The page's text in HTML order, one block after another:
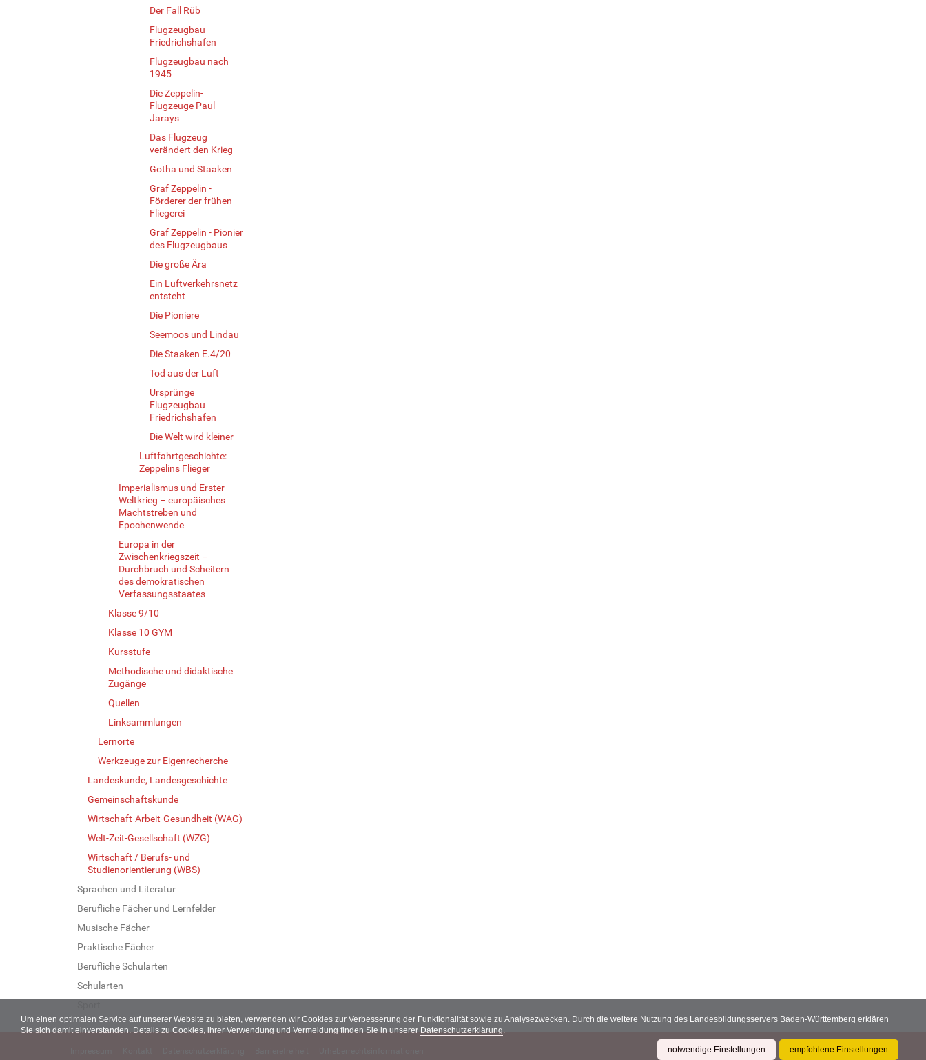
Um einen optimalen Service auf unserer Website zu bieten, verwenden wir Cookies zur Verbesserung der Funktionalität sowie zu Analysezwecken. Durch die weitere Nutzung des Landesbildungsservers Baden-Württemberg erklären
Sie sich damit einverstanden. Details zu Cookies, ihrer Verwendung und Vermeidung finden Sie in unserer Datenschutzerklärung.
notwendige Einstellungen
empfohlene Einstellungen
Der Fall Rüb
Flugzeugbau
Friedrichshafen
Flugzeugbau nach
1945
Die Zeppelin-
Flugzeuge Paul
Jarays
Das Flugzeug
verändert den Krieg
Gotha und Staaken
Graf Zeppelin -
Förderer der frühen
Fliegerei
Graf Zeppelin - Pionier
des Flugzeugbaus
Die große Ära
Ein Luftverkehrsnetz
entsteht
Die Pioniere
Seemoos und Lindau
Die Staaken E.4/20
Tod aus der Luft
Ursprünge
Flugzeugbau
Friedrichshafen
Die Welt wird kleiner
Luftfahrtgeschichte:
Zeppelins Flieger
Imperialismus und Erster
Weltkrieg – europäisches
Machtstreben und
Epochenwende
Europa in der
Zwischenkriegszeit –
Durchbruch und Scheitern
des demokratischen
Verfassungsstaates
Klasse 9/10
Klasse 10 GYM
Kursstufe
Methodische und didaktische
Zugänge
Quellen
Linksammlungen
Lernorte
Werkzeuge zur Eigenrecherche
Landeskunde, Landesgeschichte
Gemeinschaftskunde
Wirtschaft-Arbeit-Gesundheit (WAG)
Welt-Zeit-Gesellschaft (WZG)
Wirtschaft / Berufs- und
Studienorientierung (WBS)
Sprachen und Literatur
Berufliche Fächer und Lernfelder
Musische Fächer
Praktische Fächer
Berufliche Schularten
Schularten